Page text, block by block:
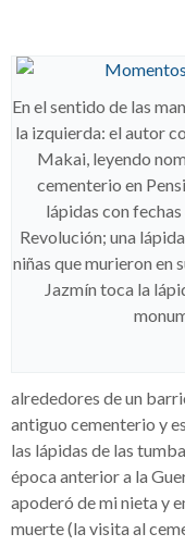
En el sentido de las
la izquierda: el autor
Makai, leyendo
cementerio en
lápidas con
Revolución; una
niñas que murieron en
Jazmín toca la
alrededores de un
antiguo cementerio y
las lápidas de las
época anterior a la
apoderó de mi nieta y
muerte (la visita al